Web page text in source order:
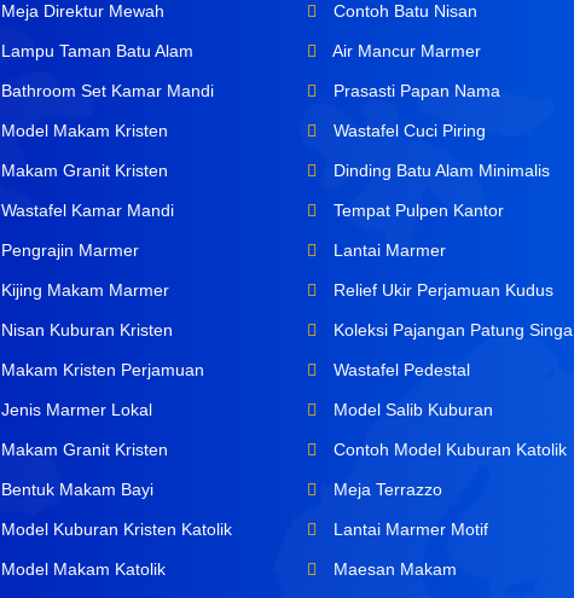
Meja Direktur Mewah
Lampu Taman Batu Alam
Bathroom Set Kamar Mandi
Model Makam Kristen
Makam Granit Kristen
Wastafel Kamar Mandi
Pengrajin Marmer
Kijing Makam Marmer
Nisan Kuburan Kristen
Makam Kristen Perjamuan
Jenis Marmer Lokal
Makam Granit Kristen
Bentuk Makam Bayi
Model Kuburan Kristen Katolik
Model Makam Katolik
Contoh Batu Nisan
Air Mancur Marmer
Prasasti Papan Nama
Wastafel Cuci Piring
Dinding Batu Alam Minimalis
Tempat Pulpen Kantor
Lantai Marmer
Relief Ukir Perjamuan Kudus
Koleksi Pajangan Patung Singa
Wastafel Pedestal
Model Salib Kuburan
Contoh Model Kuburan Katolik
Meja Terrazzo
Lantai Marmer Motif
Maesan Makam